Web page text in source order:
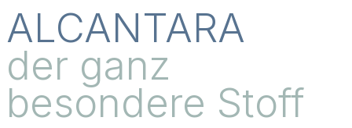
ALCANTARA
der ganz
besondere Stoff